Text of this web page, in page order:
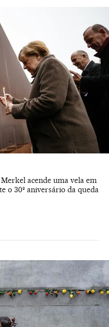
acende uma vela em
o 30º aniversário da queda